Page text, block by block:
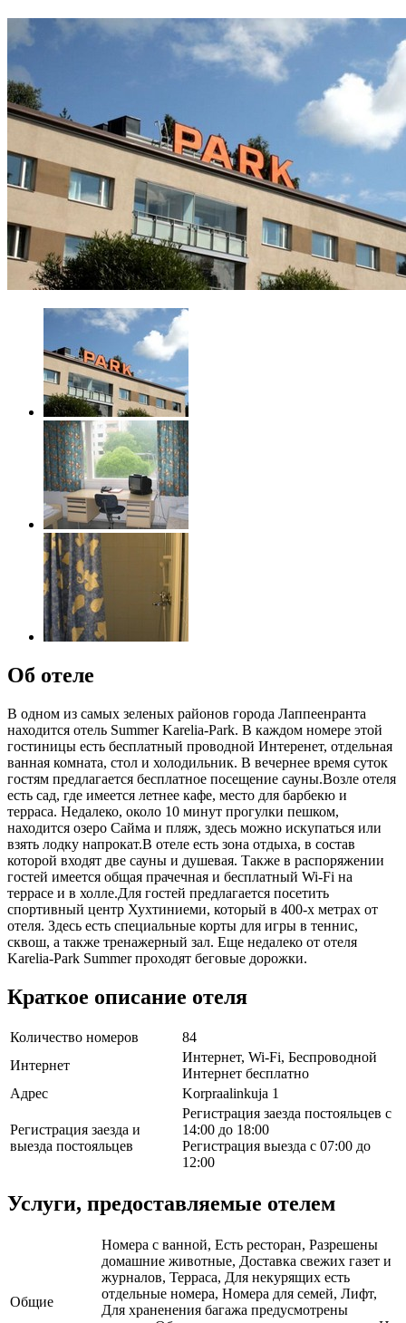
Об отеле
В одном из самых зеленых районов города Лаппеенранта
находится отель Summer Karelia-Park. В каждом номере этой
гостиницы есть бесплатный проводной Интеренет, отдельная
ванная комната, стол и холодильник. В вечернее время суток
гостям предлагается бесплатное посещение сауны.Возле отеля
есть сад, где имеется летнее кафе, место для барбекю и
терраса. Недалеко, около 10 минут прогулки пешком,
находится озеро Сайма и пляж, здесь можно искупаться или
взять лодку напрокат.В отеле есть зона отдыха, в состав
которой входят две сауны и душевая. Также в распоряжении
гостей имеется общая прачечная и бесплатный Wi-Fi на
террасе и в холле.Для гостей предлагается посетить
спортивный центр Хухтиниеми, который в 400-х метрах от
отеля. Здесь есть специальные корты для игры в теннис,
сквош, а также тренажерный зал. Еще недалеко от отеля
Karelia-Park Summer проходят беговые дорожки.
Краткое описание отеля
Количество номеров
84
Интернет
Интернет, Wi-Fi, Беспроводной
Интернет бесплатно
Адрес
Korpraalinkuja 1
Регистрация заезда и
выезда постояльцев
Регистрация заезда постояльцев с
14:00 до 18:00
Регистрация выезда с 07:00 до
12:00
Услуги, предоставляемые отелем
Общие
Номера с ванной, Есть ресторан, Разрешены
домашние животные, Доставка свежих газет и
журналов, Терраса, Для некурящих есть
отдельные номера, Номера для семей, Лифт,
Для храненения багажа предусмотрены